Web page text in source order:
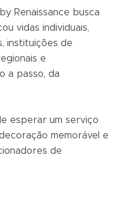
Renaissance busca
vidas individuais,
instituições de
e
a passo, da
esperar um serviço
memorável e
de